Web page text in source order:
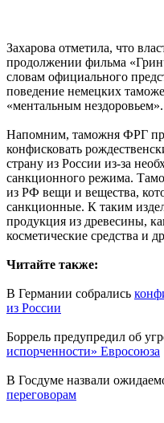
Захарова отметила, что
продолжении фильма
словам официального
поведение немецких
«ментальным нездоровьем».
Напомним, таможня ФРГ
конфисковать
страну из России из-за
санкционного режима.
из РФ вещи и вещества,
санкционные. К таким
продукция из древесины,
косметические средства и
Читайте также:
В Германии собрались
из России
Боррель предупредил об
испорченности» Евросоюза
В Госдуме назвали
переговорам